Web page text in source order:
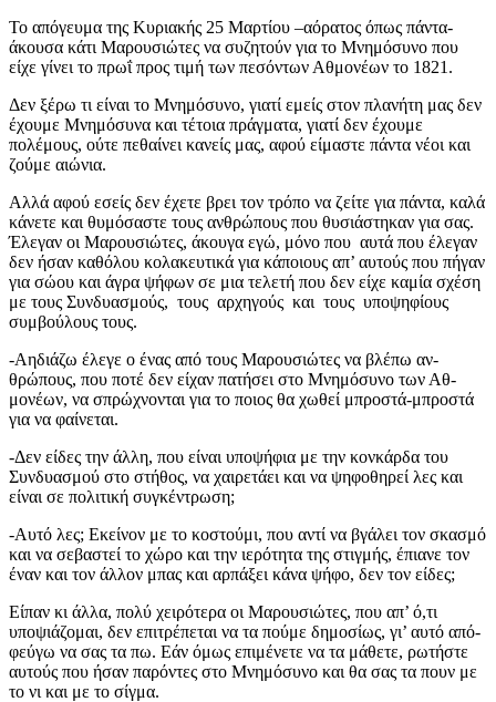
Το απόγευμα της Κυριακής 25 Μαρτίου –αόρατος όπως πάντα-
άκουσα κάτι Μαρουσιώτες να συζητούν για το Μνημόσυνο που
είχε γίνει το πρωΐ προς τιμή των πεσόντων Αθμονέων το 1821.
Δεν ξέρω τι είναι το Μνημόσυνο, γιατί εμείς στον πλανήτη μας δεν
έχουμε Μνημόσυνα και τέτοια πράγματα, γιατί δεν έχουμε
πολέμους, ούτε πεθαίνει κανείς μας, αφού είμαστε πάντα νέοι και
ζούμε αιώνια.
Αλλά αφού εσείς δεν έχετε βρει τον τρόπο να ζείτε για πάντα, καλά
κάνετε και θυμόσαστε τους ανθρώπους που θυσιάστηκαν για σας.
Έλεγαν οι Μαρουσιώτες, άκουγα εγώ, μόνο που αυτά που έλεγαν
δεν ήσαν καθόλου κολακευτικά για κάποιους απ’ αυτούς που πήγαν
για σώου και άγρα ψήφων σε μια τελετή που δεν είχε καμία σχέση
με τους Συνδυασμούς, τους αρχηγούς και τους υποψηφίους
συμβούλους τους.
-Αηδιάζω έλεγε ο ένας από τους Μαρουσιώτες να βλέπω αν-
θρώπους, που ποτέ δεν είχαν πατήσει στο Μνημόσυνο των Αθ-
μονέων, να σπρώχνονται για το ποιος θα χωθεί μπροστά-μπροστά
για να φαίνεται.
-Δεν είδες την άλλη, που είναι υποψήφια με την κονκάρδα του
Συνδυασμού στο στήθος, να χαιρετάει και να ψηφοθηρεί λες και
είναι σε πολιτική συγκέντρωση;
-Αυτό λες; Εκείνον με το κοστούμι, που αντί να βγάλει τον σκασμό
και να σεβαστεί το χώρο και την ιερότητα της στιγμής, έπιανε τον
έναν και τον άλλον μπας και αρπάξει κάνα ψήφο, δεν τον είδες;
Είπαν κι άλλα, πολύ χειρότερα οι Μαρουσιώτες, που απ’ ό,τι
υποψιάζομαι, δεν επιτρέπεται να τα πούμε δημοσίως, γι’ αυτό από-
φεύγω να σας τα πω. Εάν όμως επιμένετε να τα μάθετε, ρωτήστε
αυτούς που ήσαν παρόντες στο Μνημόσυνο και θα σας τα πουν με
το νι και με το σίγμα.